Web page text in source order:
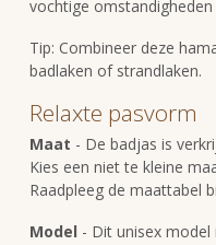
vochtige
Tip: Combineer deze
badlaken of strandlaken.
Relaxte pasvorm
Maat - De badjas is
Kies een niet te kleine
Raadpleeg de maattabel
Model - Dit unisex